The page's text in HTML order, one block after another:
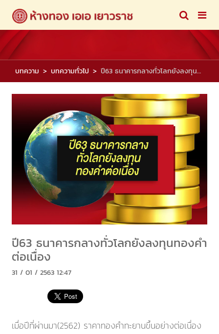
บทความ บทความทั่วไป ปี63 ธนาคารกลางทั่วโลกยังลงทุนทองคำต่อเนื่อง
ปี63 ธนาคารกลางทั่วโลกยังลงทุนทองคำ
ต่อเนื่อง
31 / 01 / 2563 12:47
เมื่อปีที่ผ่านมา(2562) ราคาทองคำทะยานขึ้นอย่างต่อเนื่อง